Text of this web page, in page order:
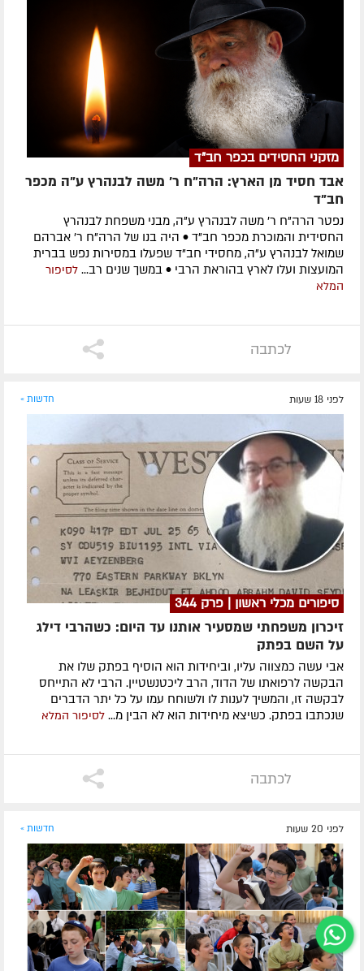
מזקני החסידים בכפר חב"ד
אבד חסיד מן הארץ: הרה"ח ר' משה לבנהרץ ע"ה מכפר
חב"ד
נפטר הרה"ח ר' משה לבנהרץ ע"ה, מבני משפחת לבנהרץ
החסידית והמוכרת מכפר חב"ד • היה בנו של הרה"ח ר' אברהם
שמואל לבנהרץ ע"ה, מחסידי חב"ד שפעלו במסירות נפש בברית
המועצות ועלו לארץ בהוראת הרבי • במשך שנים רב... לסיפור
המלא
לכתבה
לפני 18 שעות חדשות »
סיפורים מכלי ראשון | פרק 344
זיכרון משפחתי שמסעיר אותנו עד היום: כשהרבי דילג
על השם בפתק
אבי עשה כמצווה עליו, וביחידות הוא הוסיף בפתק שלו את
הבקשה לרפואתו של הדוד, הרב ליכטנשטיין. הרבי לא התייחס
לבקשה זו, והמשיך לענות לו ולשוחח עמו על כל יתר הדברים
שנכתבו בפתק. כשיצא מיחידות הוא לא הבין מ... לסיפור המלא
לכתבה
לפני 20 שעות חדשות »